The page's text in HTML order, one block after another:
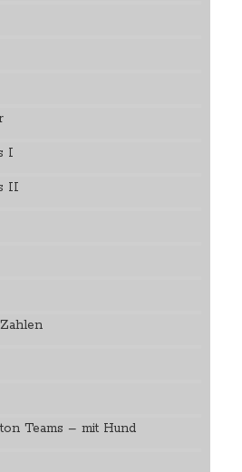
I
II
Teams – mit Hund